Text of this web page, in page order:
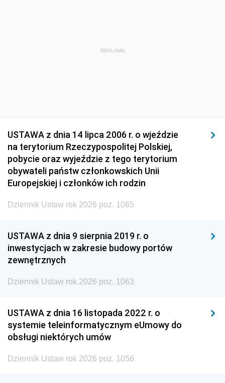
REKLAMA
USTAWA z dnia 14 lipca 2006 r. o wjeździe
na terytorium Rzeczypospolitej Polskiej,
pobycie oraz wyjeździe z tego terytorium
obywateli państw członkowskich Unii
Europejskiej i członków ich rodzin
Dziennik Ustaw rok 2026 poz. 1065
USTAWA z dnia 9 sierpnia 2019 r. o
inwestycjach w zakresie budowy portów
zewnętrznych
Dziennik Ustaw rok 2026 poz. 1063
USTAWA z dnia 16 listopada 2022 r. o
systemie teleinformatycznym eUmowy do
obsługi niektórych umów
Dziennik Ustaw rok 2026 poz. 1056